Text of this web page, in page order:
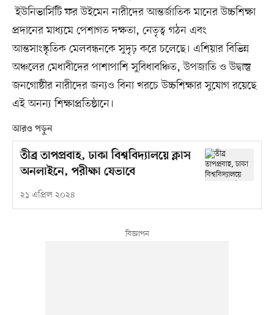
ইউনিভার্সিটি ফর উইমেন নারীদের আন্তর্জাতিক মানের উচ্চশিক্ষা
প্রদানের মাধ্যমে পেশাগত দক্ষতা, নেতৃত্ব গঠন এবং
আন্তসাংস্কৃতিক মেলবন্ধনকে সুদৃঢ় করে চলেছে। এশিয়ার বিভিন্ন
অঞ্চলের মেধাবীদের পাশাপাশি সুবিধাবঞ্চিত, উপজাতি ও উদ্বাস্তু
জনগোষ্ঠীর নারীদের জন্যও বিনা খরচে উচ্চশিক্ষার সুযোগ রয়েছে
এই অনন্য শিক্ষাপ্রতিষ্ঠানে।
আরও পড়ুন
তীব্র তাপপ্রবাহ, ঢাকা বিশ্ববিদ্যালয়ে ক্লাস
অনলাইনে, পরীক্ষা যেভাবে
২১ এপ্রিল ২০২৪